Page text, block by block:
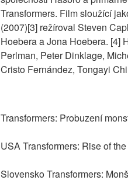
Transformers. Film sloužící
(2007)[3] režíroval Steven
Hoebera a Jona Hoebera. [4]
Perlman, Peter Dinklage,
Cristo Fernández, Tongayi
Transformers: Probuzení
USA Transformers: Rise of
Slovensko Transformers: